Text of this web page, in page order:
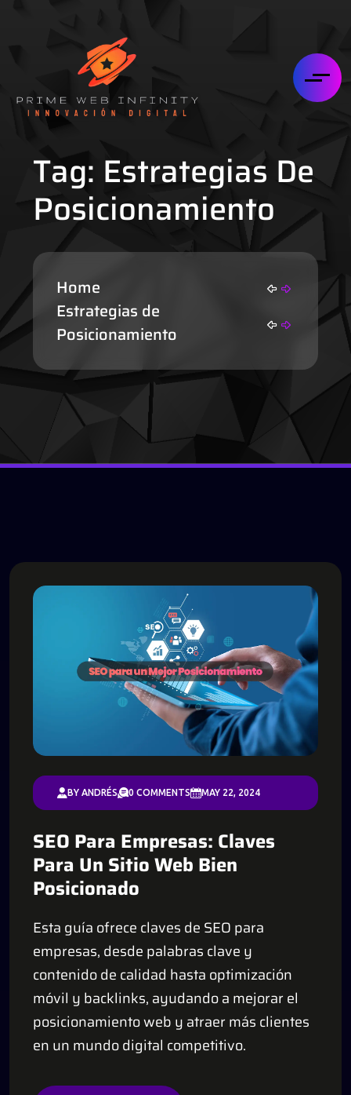
Tag: Estrategias De
Posicionamiento
Home
Estrategias de
Posicionamiento
BY ANDRÉS 0 COMMENTS MAY 22, 2024
SEO Para Empresas: Claves
Para Un Sitio Web Bien
Posicionado
Esta guía ofrece claves de SEO para
empresas, desde palabras clave y
contenido de calidad hasta optimización
móvil y backlinks, ayudando a mejorar el
posicionamiento web y atraer más clientes
en un mundo digital competitivo.